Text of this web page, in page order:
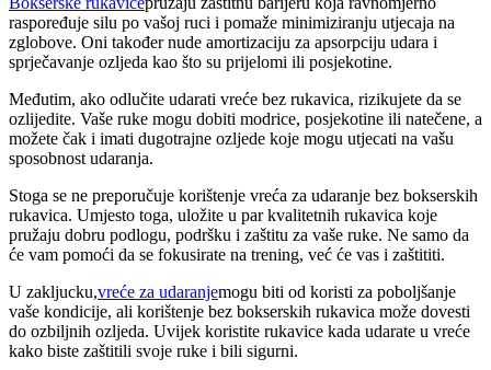
raspoređuje silu po vašoj ruci i pomaže minimiziranju utjecaja na
zglobove. Oni također nude amortizaciju za apsorpciju udara i
sprječavanje ozljeda kao što su prijelomi ili posjekotine.
Međutim, ako odlučite udarati vreće bez rukavica, rizikujete da se
ozlijedite. Vaše ruke mogu dobiti modrice, posjekotine ili natečene, a
možete čak i imati dugotrajne ozljede koje mogu utjecati na vašu
sposobnost udaranja.
Stoga se ne preporučuje korištenje vreća za udaranje bez bokserskih
rukavica. Umjesto toga, uložite u par kvalitetnih rukavica koje
pružaju dobru podlogu, podršku i zaštitu za vaše ruke. Ne samo da
će vam pomoći da se fokusirate na trening, već će vas i zaštititi.
U zakljucku,vreće za udaranjemogu biti od koristi za poboljšanje
vaše kondicije, ali korištenje bez bokserskih rukavica može dovesti
do ozbiljnih ozljeda. Uvijek koristite rukavice kada udarate u vreće
kako biste zaštitili svoje ruke i bili sigurni.